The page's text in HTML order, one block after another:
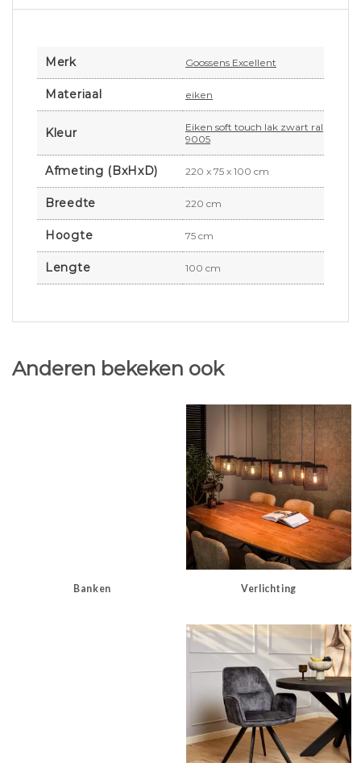
Merk Goossens Excellent
Materiaal eiken
Kleur
Eiken soft touch lak zwart ral
9005
Afmeting (BxHxD) 220 x 75 x 100 cm
Breedte 220 cm
Hoogte 75 cm
Lengte 100 cm
Anderen bekeken ook
Banken Verlichting